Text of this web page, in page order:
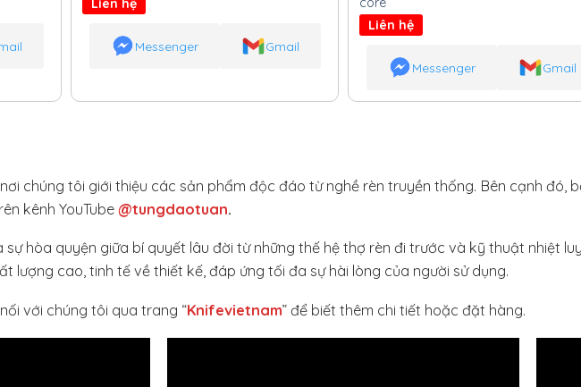
Liên hệ
Messenger Gmail
Liên hệ
Messenger Gmail
chúng tôi giới thiệu các sản phẩm độc đáo từ nghề rèn truyền thống. Bên cạnh đó,
kênh YouTube @tungdaotuan.
hòa quyện giữa bí quyết lâu đời từ những thế hệ thợ rèn đi trước và kỹ thuật nhiệt
lượng cao, tinh tế về thiết kế, đáp ứng tối đa sự hài lòng của người sử dụng.
với chúng tôi qua trang “Knifevietnam” để biết thêm chi tiết hoặc đặt hàng.